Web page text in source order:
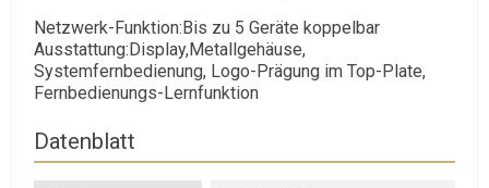
Netzwerk-Funktion:Bis zu 5 Geräte koppelbar
Ausstattung:Display,Metallgehäuse,
Systemfernbedienung, Logo-Prägung im Top-Plate,
Fernbedienungs-Lernfunktion
Datenblatt